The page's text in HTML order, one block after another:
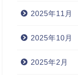
2025年11月
2025年10月
2025年2月